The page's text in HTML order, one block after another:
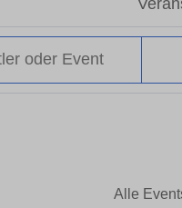
Alle